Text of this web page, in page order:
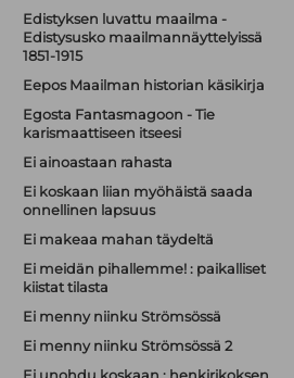
Edistyksen luvattu maailma -
Edistysusko maailmannäyttelyissä
1851-1915
Eepos Maailman historian käsikirja
Egosta Fantasmagoon - Tie
karismaattiseen itseesi
Ei ainoastaan rahasta
Ei koskaan liian myöhäistä saada
onnellinen lapsuus
Ei makeaa mahan täydeltä
Ei meidän pihallemme! : paikalliset
kiistat tilasta
Ei menny niinku Strömsössä
Ei menny niinku Strömsössä 2